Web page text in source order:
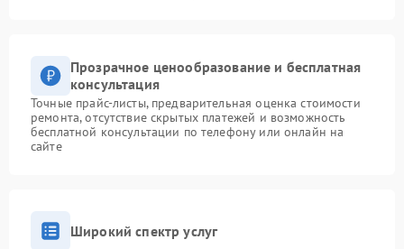
Прозрачное ценообразование и бесплатная
консультация
Точные прайс-листы, предварительная оценка стоимости
ремонта, отсутствие скрытых платежей и возможность
бесплатной консультации по телефону или онлайн на
сайте
Широкий спектр услуг